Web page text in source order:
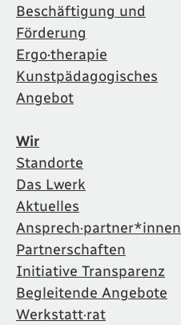
Beschäftigung und
Förderung
Ergo·therapie
Kunstpädagogisches
Angebot
Wir
Standorte
Das Lwerk
Aktuelles
Ansprech·partner*innen
Partnerschaften
Initiative Transparenz
Begleitende Angebote
Werkstatt·rat